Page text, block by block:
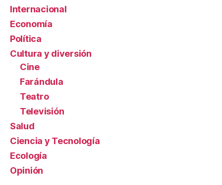
Internacional
Economía
Política
Cultura y diversión
Cine
Farándula
Teatro
Televisión
Salud
Ciencia y Tecnología
Ecología
Opinión